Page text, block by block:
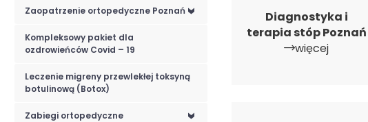
<
Zaopatrzenie ortopedyczne Poznań
Kompleksowy pakiet dla
ozdrowieńców Covid – 19
Leczenie migreny przewlekłej toksyną
botulinową (Botox)
<
Zabiegi ortopedyczne
Diagnostyka i
terapia stóp Poznań
więcej